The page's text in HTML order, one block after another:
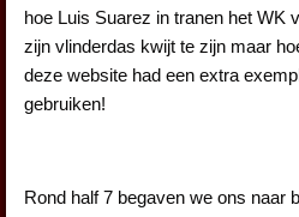
hoe Luis Suarez in tranen het WK
zijn vlinderdas kwijt te zijn maar
deze website had een extra
gebruiken!
Rond half 7 begaven we ons naar